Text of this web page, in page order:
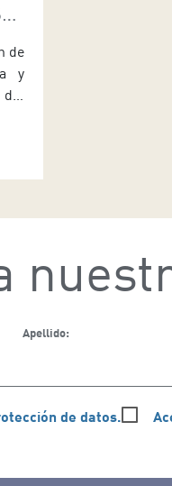
de
y
Apellido:
de datos.